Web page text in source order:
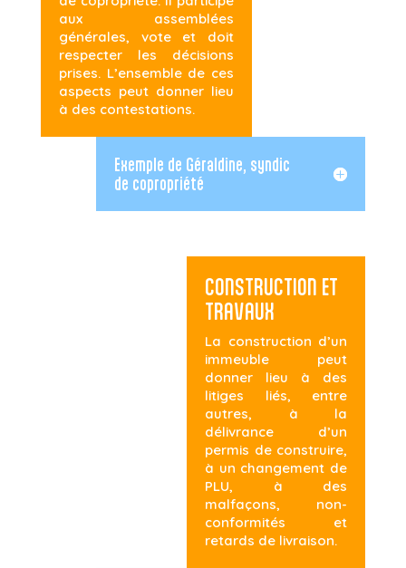
aux assemblées
générales, vote et doit
respecter les décisions
prises. L’ensemble de ces
aspects peut donner lieu
à des contestations.
Exemple de Géraldine, syndic
de copropriété
CONSTRUCTION ET
TRAVAUX
La construction d’un
immeuble peut
donner lieu à des
litiges liés, entre
autres, à la
délivrance d’un
permis de construire,
à un changement de
PLU, à des
malfaçons, non-
conformités et
retards de livraison.